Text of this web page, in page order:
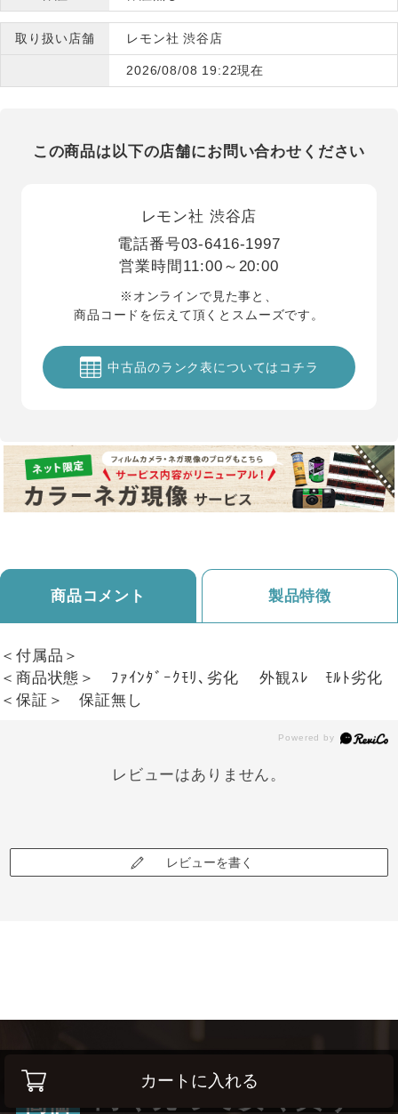
カートに入れる
取り扱い店舗 レモン社 渋谷店
2026/08/08 19:22現在
この商品は以下の店舗にお問い合わせください
レモン社 渋谷店
電話番号03-6416-1997
営業時間 11:00～20:00
※オンラインで見た事と、
商品コードを伝えて頂くとスムーズです。
中古品のランク表についてはコチラ
商品コメント 製品特徴
＜付属品＞
＜商品状態＞ ﾌｧｲﾝﾀﾞｰｸﾓﾘ､劣化 外観ｽﾚ ﾓﾙﾄ劣化
＜保証＞ 保証無し
レビューはありません。
レビューを書く
高価
高く売って安く買う！